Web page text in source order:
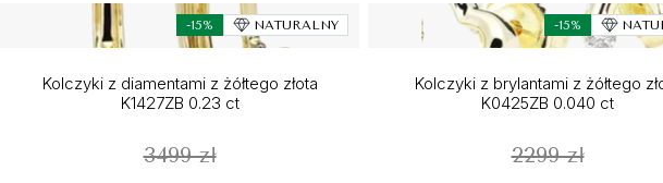
-15% NATURALNY
Kolczyki z diamentami z żółtego złota
K1427ZB 0.23 ct
3499 zł
-15%
Kolczyki z brylantami z żółtego
K0425ZB 0.040 ct
2299 zł